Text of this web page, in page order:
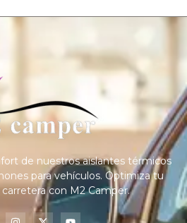
de nuestros aislantes térmicos
para vehículos. Optimiza tu
con M2 Camper.